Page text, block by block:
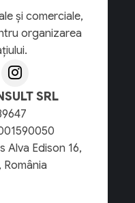
și comerciale,
organizarea
SRL
Alva Edison 16,